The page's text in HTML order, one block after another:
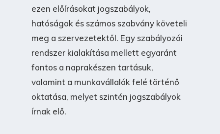
ezen előírásokat jogszabályok,
hatóságok és számos szabvány követeli
meg a szervezetektől. Egy szabályozói
rendszer kialakítása mellett egyaránt
fontos a naprakészen tartásuk,
valamint a munkavállalók felé történő
oktatása, melyet szintén jogszabályok
írnak elő.